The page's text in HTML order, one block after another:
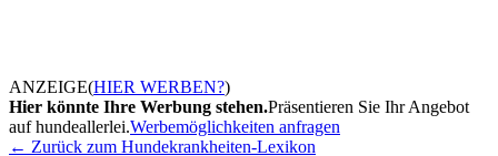
ANZEIGE(HIER WERBEN?)
Hier könnte Ihre Werbung stehen.Präsentieren Sie Ihr Angebot
auf hundeallerlei.Werbemöglichkeiten anfragen
← Zurück zum Hundekrankheiten-Lexikon